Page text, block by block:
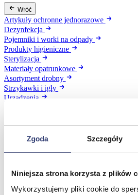
Zgoda Szczegóły
Niniejsza strona korzysta z plików
Wykorzystujemy pliki cookie do
Wróć
Artykuły ochronne jednorazowe
Dezynfekcja
Pojemniki i worki na odpady
Produkty higieniczne
Sterylizacja
Materiały opatrunkowe
Asortyment drobny
Strzykawki i igły
Urządzenia
Profilaktyka i diagnostyka
Pulsoksymetry
Inhalatory